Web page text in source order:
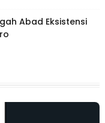
Abad Eksistensi